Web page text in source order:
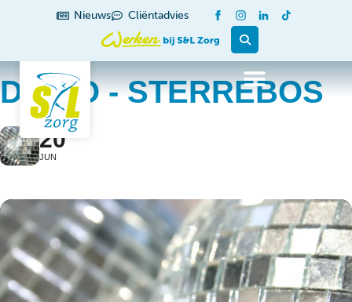
Nieuws Cliëntadvies
DISCO - STERREBOS
20
JUN